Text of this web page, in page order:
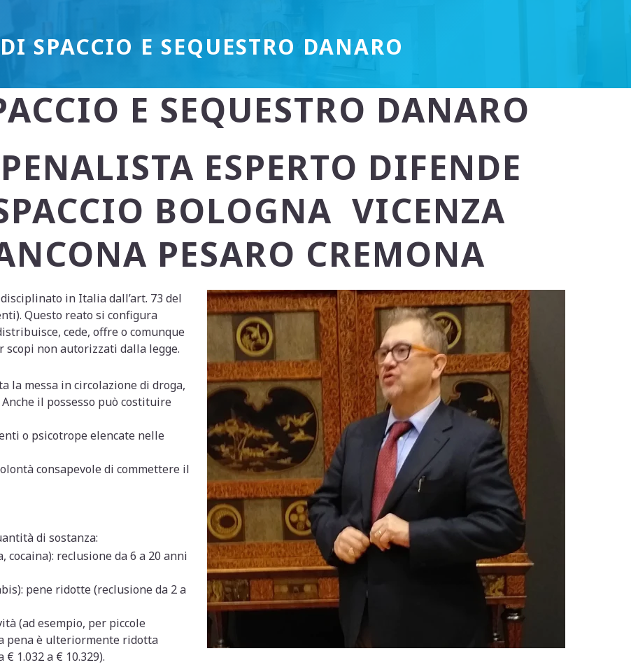
SPACCIO E SEQUESTRO DANARO
E SEQUESTRO DANARO
ESPERTO DIFENDE
BOLOGNA VICENZA
PESARO CREMONA
in Italia dall’art. 73 del
Questo reato si configura
cede, offre o comunque
non autorizzati dalla legge.
la messa in circolazione di droga,
il possesso può costituire
o psicotrope elencate nelle
consapevole di commettere il
di sostanza:
cocaina): reclusione da 6 a 20 anni
pene ridotte (reclusione da 2 a
(ad esempio, per piccole
pena è ulteriormente ridotta
1.032 a € 10.329).